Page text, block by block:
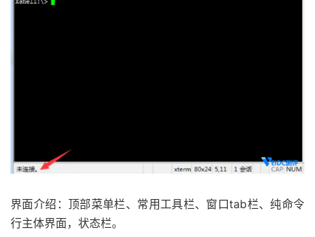
界面介绍：顶部菜单栏、常用工具栏、窗口tab栏、纯命令
行主体界面，状态栏。